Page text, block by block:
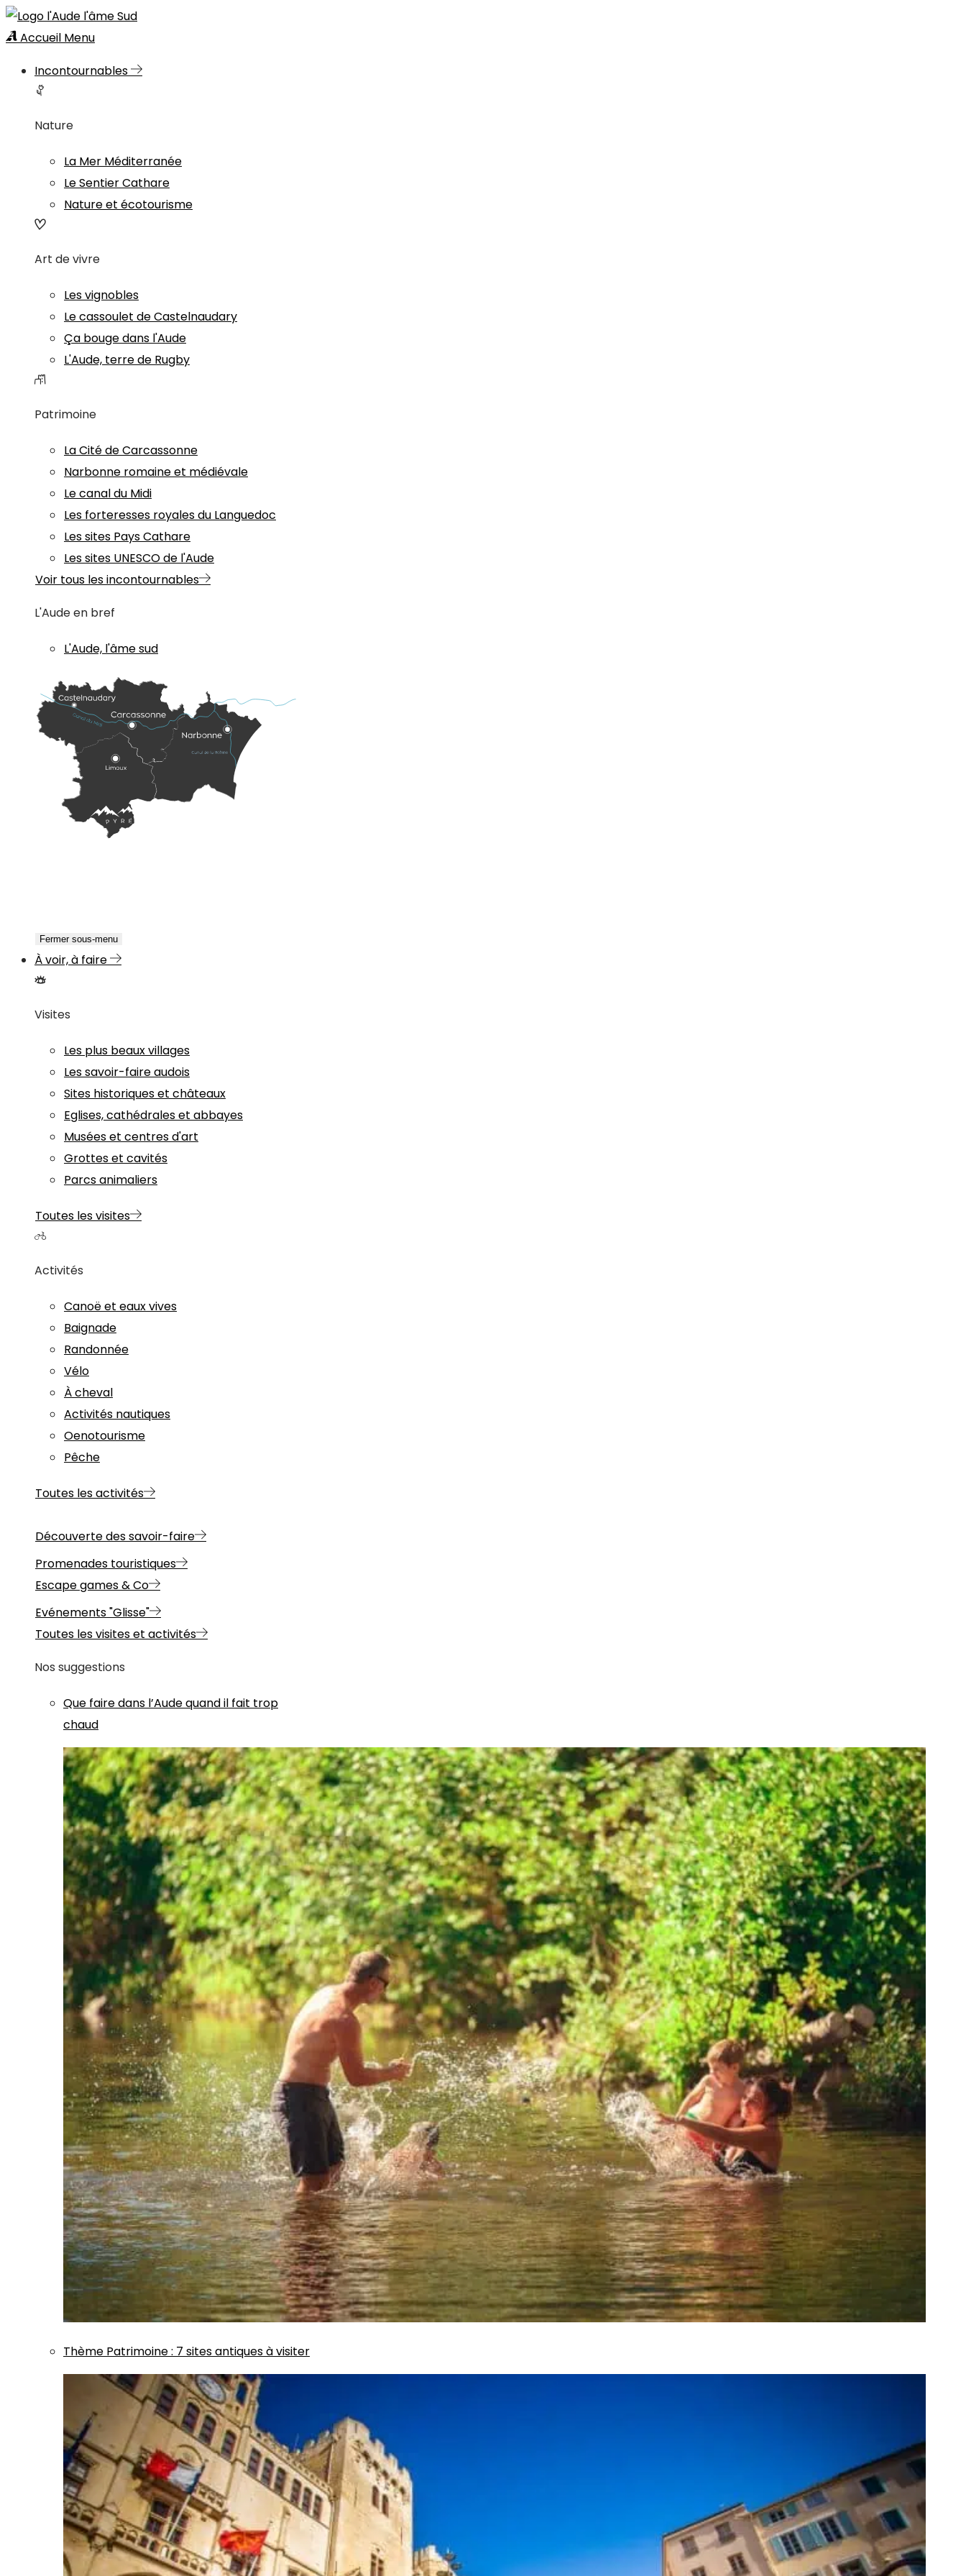
Accueil Menu
Incontournables
Nature
La Mer Méditerranée
Le Sentier Cathare
Nature et écotourisme
Art de vivre
Les vignobles
Le cassoulet de Castelnaudary
Ça bouge dans l'Aude
L'Aude, terre de Rugby
Patrimoine
La Cité de Carcassonne
Narbonne romaine et médiévale
Le canal du Midi
Les forteresses royales du Languedoc
Les sites Pays Cathare
Les sites UNESCO de l'Aude
Voir tous les incontournables
L'Aude en bref
L'Aude, l'âme sud
Fermer sous-menu
À voir, à faire
Visites
Les plus beaux villages
Les savoir-faire audois
Sites historiques et châteaux
Eglises, cathédrales et abbayes
Musées et centres d'art
Grottes et cavités
Parcs animaliers
Toutes les visites
Activités
Canoë et eaux vives
Baignade
Randonnée
Vélo
À cheval
Activités nautiques
Oenotourisme
Pêche
Toutes les activités
Découverte des savoir-faire
Promenades touristiques
Escape games & Co
Evénements "Glisse"
Toutes les visites et activités
Nos suggestions
Que faire dans l’Aude quand il fait trop
chaud
Thème Patrimoine: 7 sites antiques à visiter